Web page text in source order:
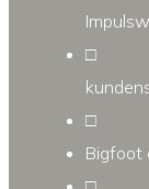
□
□
Bigfoot